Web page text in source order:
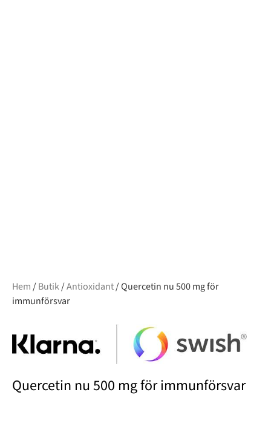
Hem/Butik/Antioxidant/ Quercetin nu 500 mg för
immunförsvar
Quercetin nu 500 mg för immunförsvar